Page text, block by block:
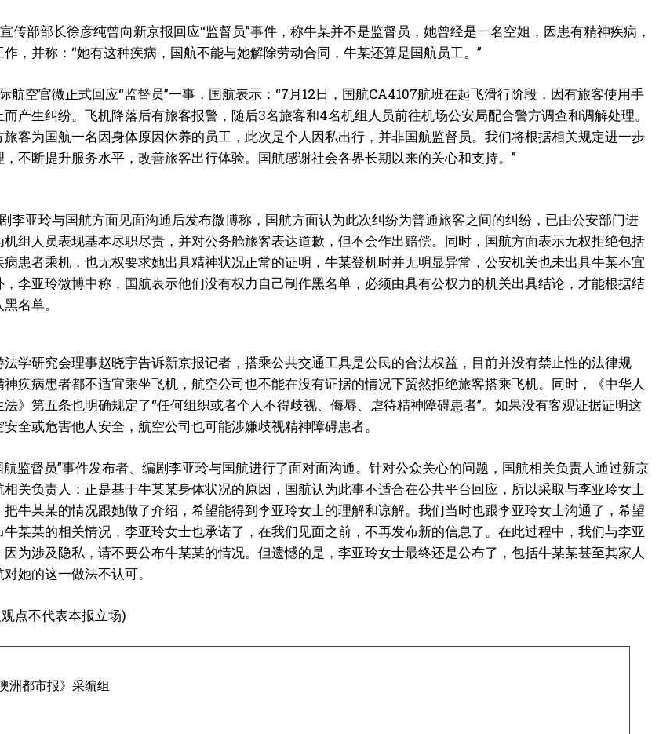
传部部长徐彦纯曾向新京报回应“监督员”事件，称牛某并不是监督员，她曾经是一名空姐，因患有精神疾病，
，并称：“她有这种疾病，国航不能与她解除劳动合同，牛某还算是国航员工。”
航空官微正式回应“监督员”一事，国航表示：“7月12日，国航CA4107航班在起飞滑行阶段，因有旅客使用手
产生纠纷。飞机降落后有旅客报警，随后3名旅客和4名机组人员前往机场公安局配合警方调查和调解处理。
客为国航一名因身体原因休养的员工，此次是个人因私出行，并非国航监督员。我们将根据相关规定进一步
不断提升服务水平，改善旅客出行体验。国航感谢社会各界长期以来的关心和支持。”
李亚玲与国航方面见面沟通后发布微博称，国航方面认为此次纠纷为普通旅客之间的纠纷，已由公安部门进
组人员表现基本尽职尽责，并对公务舱旅客表达道歉，但不会作出赔偿。同时，国航方面表示无权拒绝包括
患者乘机，也无权要求她出具精神状况正常的证明，牛某登机时并无明显异常，公安机关也未出具牛某不宜
李亚玲微博中称，国航表示他们没有权力自己制作黑名单，必须由具有公权力的机关出具结论，才能根据结
名单。
学研究会理事赵晓宇告诉新京报记者，搭乘公共交通工具是公民的合法权益，目前并没有禁止性的法律规
疾病患者都不适宜乘坐飞机，航空公司也不能在没有证据的情况下贸然拒绝旅客搭乘飞机。同时，《中华人
》第五条也明确规定了“任何组织或者个人不得歧视、侮辱、虐待精神障碍患者”。如果没有客观证据证明这
全或危害他人安全，航空公司也可能涉嫌歧视精神障碍患者。
航监督员”事件发布者、编剧李亚玲与国航进行了面对面沟通。针对公众关心的问题，国航相关负责人通过新京
关负责人：正是基于牛某某身体状况的原因，国航认为此事不适合在公共平台回应，所以采取与李亚玲女士
牛某某的情况跟她做了介绍，希望能得到李亚玲女士的理解和谅解。我们当时也跟李亚玲女士沟通了，希望
某某的相关情况，李亚玲女士也承诺了，在我们见面之前，不再发布新的信息了。在此过程中，我们与李亚
为涉及隐私，请不要公布牛某某的情况。但遗憾的是，李亚玲女士最终还是公布了，包括牛某某甚至其家人
她的这一做法不认可。
点不代表本报立场)
洲都市报》采编组